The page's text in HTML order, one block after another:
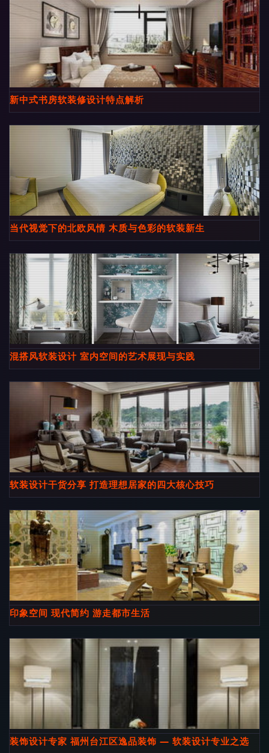
新中式书房软装修设计特点解析
当代视觉下的北欧风情 木质与色彩的软装新生
混搭风软装设计 室内空间的艺术展现与实践
软装设计干货分享 打造理想居家的四大核心技巧
印象空间 现代简约 游走都市生活
装饰设计专家 福州台江区逸品装饰 — 软装设计专业之选